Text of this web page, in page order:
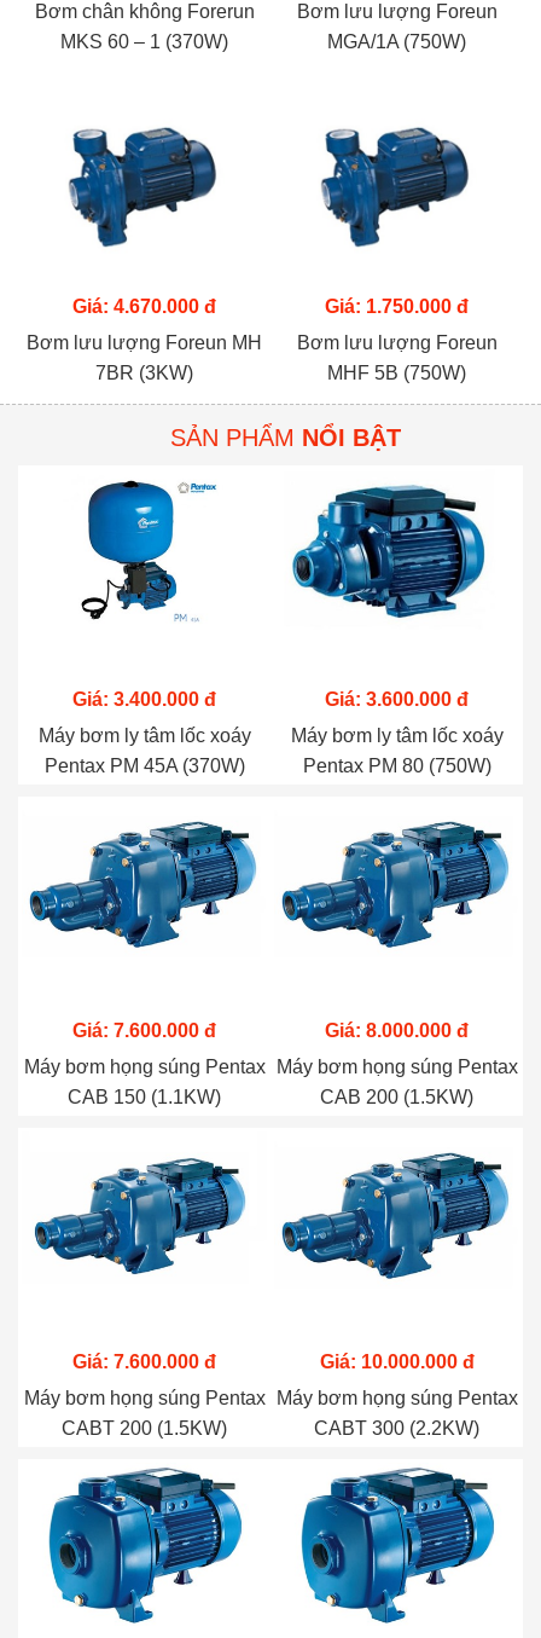
Bơm chân không Forerun
MKS 60 – 1 (370W)
Bơm lưu lượng Foreun
MGA/1A (750W)
Giá: 4.670.000 đ
Bơm lưu lượng Foreun MH
7BR (3KW)
Giá: 1.750.000 đ
Bơm lưu lượng Foreun
MHF 5B (750W)
SẢN PHẨM NỔI BẬT
Giá: 3.400.000 đ
Máy bơm ly tâm lốc xoáy
Pentax PM 45A (370W)
Giá: 3.600.000 đ
Máy bơm ly tâm lốc xoáy
Pentax PM 80 (750W)
Giá: 7.600.000 đ
Máy bơm họng súng Pentax
CAB 150 (1.1KW)
Giá: 8.000.000 đ
Máy bơm họng súng Pentax
CAB 200 (1.5KW)
Giá: 7.600.000 đ
Máy bơm họng súng Pentax
CABT 200 (1.5KW)
Giá: 10.000.000 đ
Máy bơm họng súng Pentax
CABT 300 (2.2KW)